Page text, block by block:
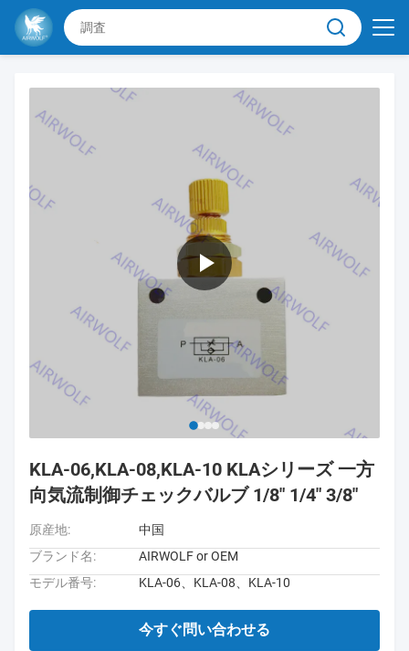
KLA-06,KLA-08,KLA-10 KLAシリーズ 一方
向気流制御チェックバルブ 1/8" 1/4" 3/8"
原産地:
中国
ブランド名:
AIRWOLF or OEM
モデル番号:
KLA-06、KLA-08、KLA-10
今すぐ問い合わせる